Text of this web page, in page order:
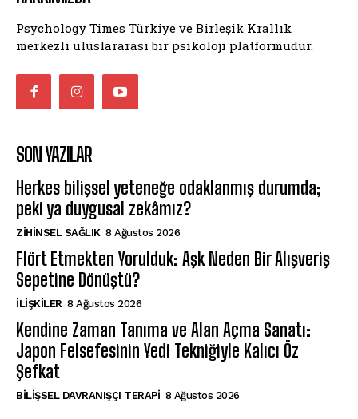
Psychology Times Türkiye ve Birleşik Krallık
merkezli uluslararası bir psikoloji platformudur.
SON YAZILAR
Herkes bilişsel yeteneğe odaklanmış durumda;
peki ya duygusal zekâmız?
ZIHINSEL SAĞLIK 8 Ağustos 2026
Flört Etmekten Yorulduk: Aşk Neden Bir Alışveriş
Sepetine Dönüştü?
İLIŞKILER 8 Ağustos 2026
Kendine Zaman Tanıma ve Alan Açma Sanatı:
Japon Felsefesinin Yedi Tekniğiyle Kalıcı Öz
Şefkat
BILIŞSEL DAVRANIŞÇI TERAPI 8 Ağustos 2026